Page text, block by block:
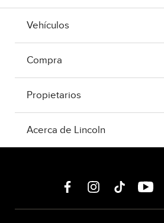
Vehículos
Compra
Propietarios
Acerca de Lincoln